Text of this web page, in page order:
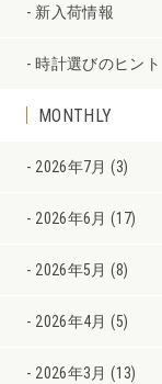
新入荷情報
時計選びのヒント
MONTHLY
2026年7月 (3)
2026年6月 (17)
2026年5月 (8)
2026年4月 (5)
2026年3月 (13)